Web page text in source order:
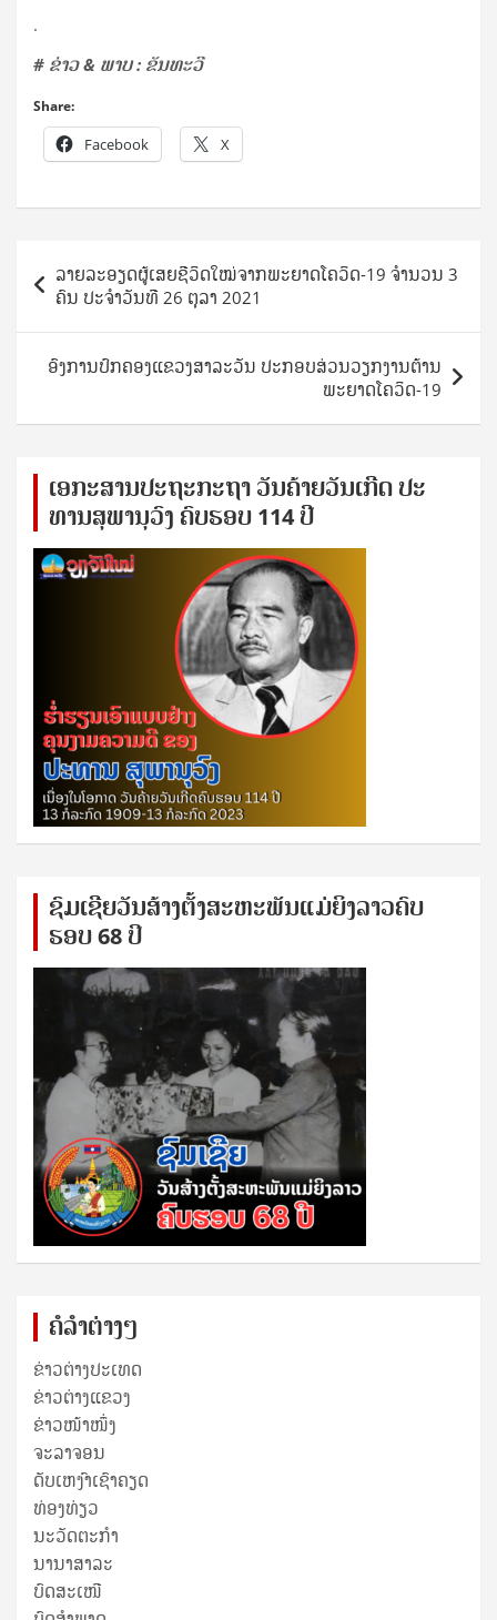
.
# ຂ່າວ & ພາບ : ຂັນທະວີ
Share:
Facebook X
navigation
ລາຍລະອຽດຜູ້ເສຍຊີວິດໃໝ່ຈາກພະຍາດໂຄວິດ-19 ຈຳນວນ 3
ຄົນ ປະຈໍາວັນທີ 26 ຕຸລາ 2021
ອົງການປົກຄອງແຂວງສາລະວັນ ປະກອບສ່ວນວຽກງານຕ້ານ
ພະຍາດໂຄວິດ-19
ເອ​ກະ​ສານ​ປະ​ຖະ​ກະ​ຖ​າ ວັນ​ຄ້າຍ​ວັນ​ເກີດ ປ​ະ​
ທານ​ສຸ​ພາ​ນຸ​ວົງ ຄົບ​ຮອບ 114 ປີ
ຊົ​ມ​ເຊີຍ​ວັນ​ສ້າງ​ຕັ້ງ​ສະ​ຫະ​ພັນ​ແມ່​ຍິງ​​ລາວຄົບ​
ຮອບ 68 ປິ
ຄໍລຳຕ່າງໆ
ຂ່າວຕ່າງປະເທດ
ຂ່າວ​ຕ່າງ​ແຂວງ
ຂ່າວໜ້າໜຶ່ງ
ຈະລາຈອນ
ດັບເຫງົາເຊົາຄຽດ
ທ່ອງທ່ຽວ
ນະວັດຕະກໍາ
ນານາສາລະ
ບົດສະເໜີ